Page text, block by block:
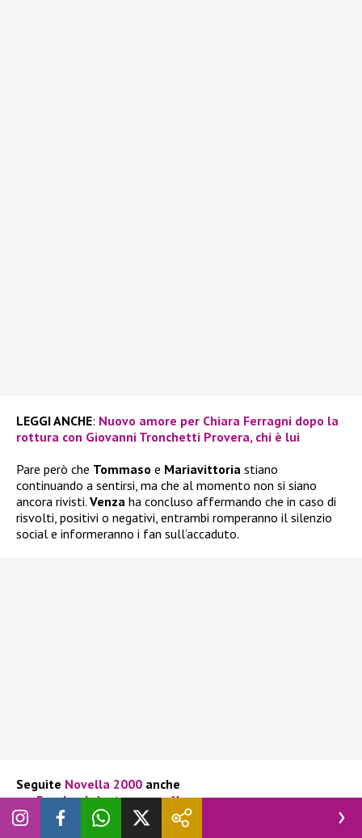
LEGGI ANCHE: Nuovo amore per Chiara Ferragni dopo la
rottura con Giovanni Tronchetti Provera, chi è lui
Pare però che Tommaso e Mariavittoria stiano
continuando a sentirsi, ma che al momento non si siano
ancora rivisti. Venza ha concluso affermando che in caso di
risvolti, positivi o negativi, entrambi romperanno il silenzio
social e informeranno i fan sull’accaduto.
Seguite Novella 2000 anche
su:Facebook,InstagrameX.